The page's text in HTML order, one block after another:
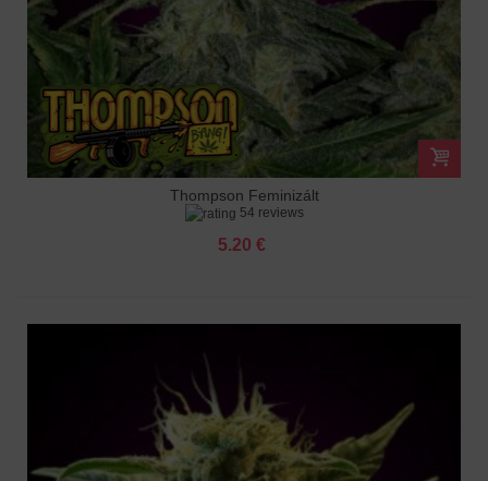
Thompson Feminizált
54 reviews
5.20 €